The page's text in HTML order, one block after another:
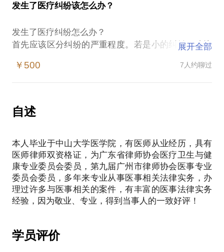
发生了医疗纠纷该怎么办？
发生了医疗纠纷怎么办？
首先应该区分纠纷的严重程度。若是小的纠纷，建议
诉讼时间长，成本重，结果具有不确定性；若是严重
好证据后，带上复印的病历，选择一位专业医疗律师
进行一次详尽的当面咨询，委托专业医疗律师代理诉
我具有医师律师双资格证，为广州市律师协会医事专
业委员会委员，多年来专业从事医事相关法律实务，
积累了丰富的经验，相信能为你提供帮助。
【在行郑重提示】：此话题内容仅为该行家在法律领
域的个人经验、意见或观点，仅供学员参考使用，亦
您通过正式途径签订相关的律师代理合同、顾问合同
或其他形式的聘用合同。本话题内容及行家观点不代
展开全部
￥500 7人约聊过
自述
本人毕业于中山大学医学院，有医师从业经历，具有
医师律师双资格证，为广东省律师协会医疗卫生与健
康专业委员会委员，第九届广州市律师协会医事专业
委员会委员，多年来专业从事医事相关法律实务，办
理过许多与医事相关的案件，有丰富的医事法律实务
学员评价